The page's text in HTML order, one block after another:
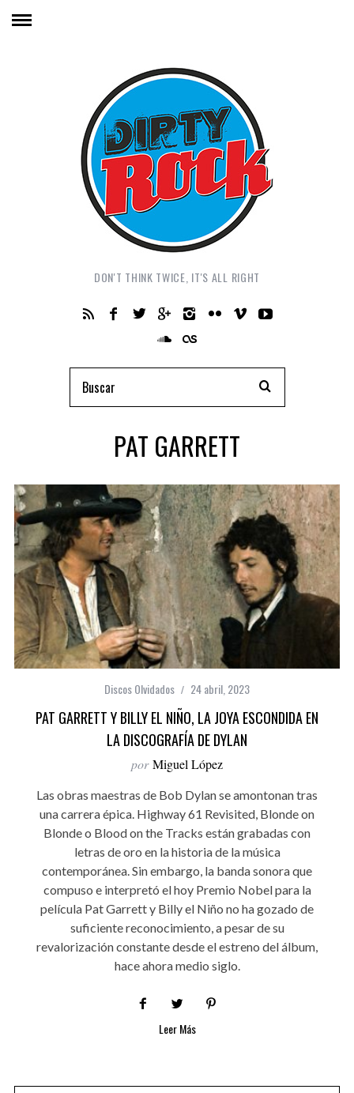
DON'T THINK TWICE, IT'S ALL RIGHT
PAT GARRETT
Discos Olvidados 24 abril, 2023
PAT GARRETT Y BILLY EL NIÑO, LA JOYA ESCONDIDA EN
LA DISCOGRAFÍA DE DYLAN
por Miguel López
Las obras maestras de Bob Dylan se amontonan tras
una carrera épica. Highway 61 Revisited, Blonde on
Blonde o Blood on the Tracks están grabadas con
letras de oro en la historia de la música
contemporánea. Sin embargo, la banda sonora que
compuso e interpretó el hoy Premio Nobel para la
película Pat Garrett y Billy el Niño no ha gozado de
suficiente reconocimiento, a pesar de su
revalorización constante desde el estreno del álbum,
hace ahora medio siglo.
Leer Más